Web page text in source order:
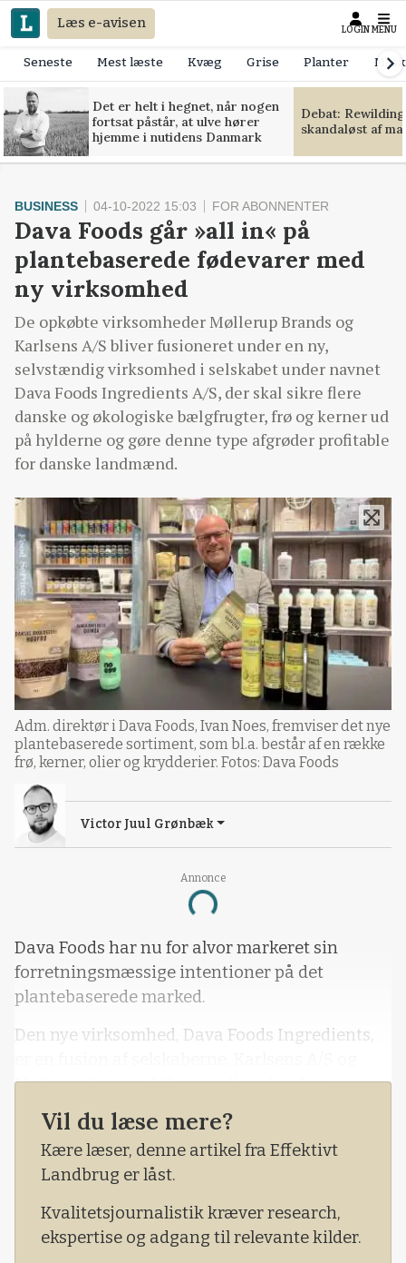
Læs e-avisen LOGIN MENU
Seneste Mest læste Kvæg Grise Planter
Det er helt i hegnet, når nogen
fortsat påstår, at ulve hører
hjemme i nutidens Danmark
Debat:
skandaløst af
Annonce
Loading...
BUSINESS 04-10-2022 15:03 FOR ABONNENTER
Dava Foods går »all in« på
plantebaserede fødevarer med
ny virksomhed
De opkøbte virksomheder Møllerup Brands og
Karlsens A/S bliver fusioneret under en ny,
selvstændig virksomhed i selskabet under navnet
Dava Foods Ingredients A/S, der skal sikre flere
danske og økologiske bælgfrugter, frø og kerner ud
på hylderne og gøre denne type afgrøder profitable
for danske landmænd.
Adm. direktør i Dava Foods, Ivan Noes, fremviser det nye
plantebaserede sortiment, som bl.a. består af en række
frø, kerner, olier og krydderier. Fotos: Dava Foods
Victor Juul Grønbæk
Dava Foods har nu for alvor markeret sin
forretningsmæssige intentioner på det
plantebaserede marked.
Den nye virksomhed, Dava Foods Ingredients,
Møllerup Brands A/S, som allerede i dag
bidrager med henholdsvis et sortiment af
krydderier samt frø, kerner, mel og olie.
Det kommer fremadrettet til at blive
signalere danskhed, sundhed og
bæredygtighed.
Vil du læse mere?
Kære læser, denne artikel fra Effektivt
Landbrug er låst.
Kvalitetsjournalistik kræver research,
ekspertise og adgang til relevante kilder.